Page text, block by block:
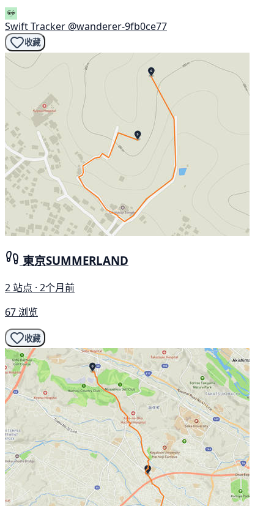
Swift Tracker @wanderer-9fb0ce77
收藏
東京SUMMERLAND
2 站点 · 2个月前
67 浏览
收藏